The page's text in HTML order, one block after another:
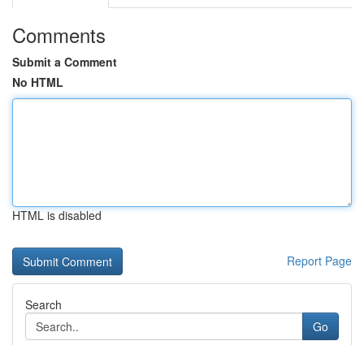
Comments
Submit a Comment
No HTML
HTML is disabled
Report Page
Search
Go